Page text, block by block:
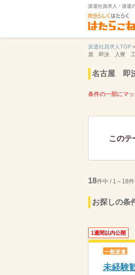
派遣社員求人・派遣
派遣社員求人TOP >
屋 即決 入寮 工
名古屋 即
条件の一部にマ
このテ
18件中 / 1～18
お探しの条
1週間以内公開
一般派遣
未経験